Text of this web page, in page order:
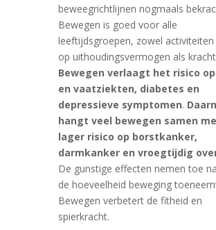
beweegrichtlijnen nogmaals
Bewegen is goed voor alle
leeftijdsgroepen, zowel
op uithoudingsvermogen als
Bewegen verlaagt het risico
en vaatziekten, diabetes en
depressieve symptomen.
hangt veel bewegen samen
lager risico op borstkanker,
darmkanker en vroegtijdig
De gunstige effecten nemen toe
de hoeveelheid beweging
Bewegen verbetert de fitheid en
spierkracht.